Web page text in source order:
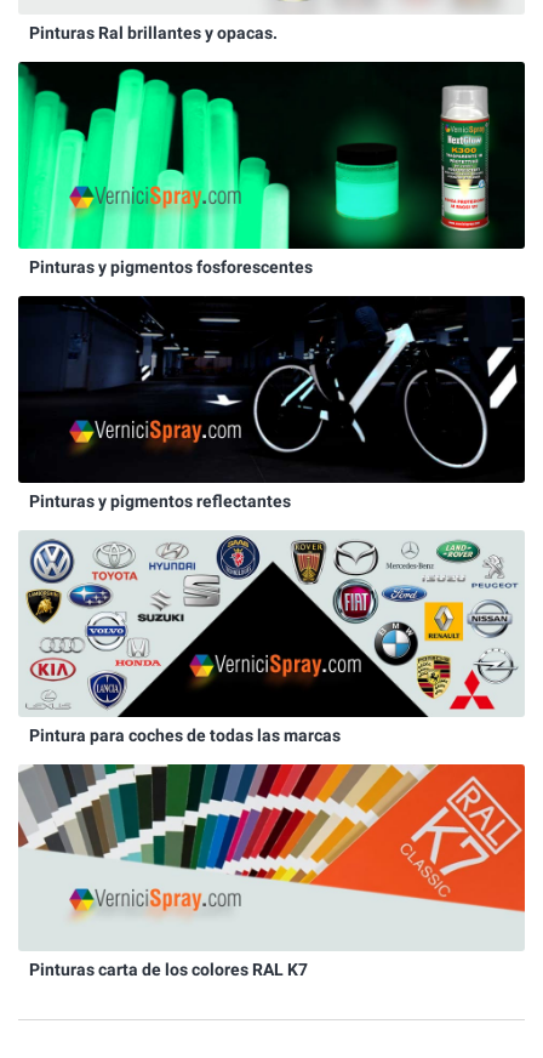
Pinturas Ral brillantes y opacas.
Pinturas y pigmentos fosforescentes
Pinturas y pigmentos reflectantes
Pintura para coches de todas las marcas
Pinturas carta de los colores RAL K7